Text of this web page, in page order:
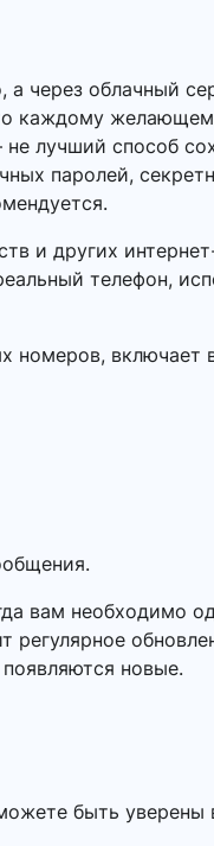
через облачный
каждому
лучший способ
паролей,
и других
телефон,
номеров, включает
вам необходимо
новые.
быть уверены